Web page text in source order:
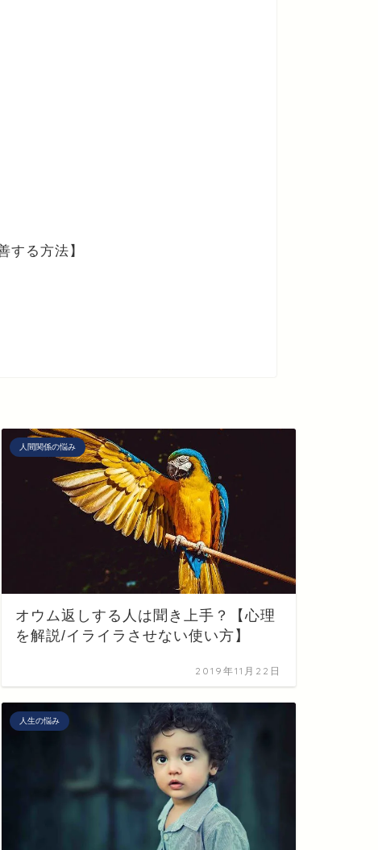
する方法】
人間関係の悩み
オウム返しする人は聞き上手？【心理
を解説/イライラさせない使い方】
2019年11月22日
人生の悩み